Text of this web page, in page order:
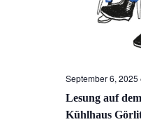
Lesung auf
Kühlhaus
September 6, 2025